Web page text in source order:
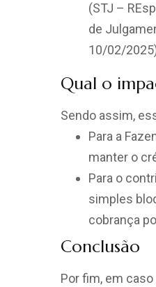
(STJ –
de
10/02/
Qual o
Sendo assim,
Para a
manter o
Para o
simples
cobrança
Conclusão
Por fim, em